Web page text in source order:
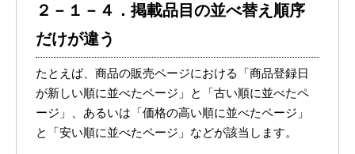
２－１－４．掲載品目の並べ替え順序
だけが違う
たとえば、商品の販売ページにおける「商品登録日
が新しい順に並べたページ」と「古い順に並べたペ
ージ」、あるいは「価格の高い順に並べたページ」
と「安い順に並べたページ」などが該当します。